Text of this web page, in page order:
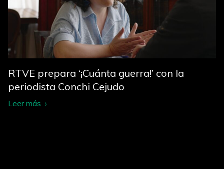
RTVE prepara ‘¡Cuánta guerra!’ con la
periodista Conchi Cejudo
Leer más